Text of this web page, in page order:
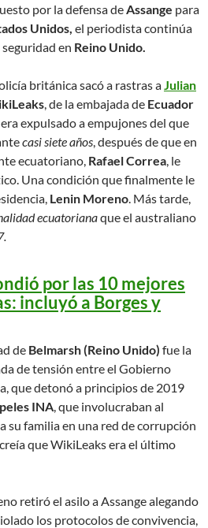
por la defensa deAssange para
Unidos, el periodista continúa
en Reino Unido.
británica sacó a rastras aJulian
, de la embajada de Ecuador
expulsado a empujones del que
casi siete años, después de que en
ecuatoriano, Rafael Correa, le
Una condición que finalmente le
Lenin Moreno. Más tarde,
ecuatorianaque el australiano
por las 10 mejores
incluyó a Borges y
de Belmarsh (Reino Unido) fue la
de tensión entre el Gobierno
que detonó a principios de 2019
INA, que involucraban al
su familia en una red de corrupción
que WikiLeaks era el último
retiró el asilo a Assange alegando
los protocolos de convivencia,